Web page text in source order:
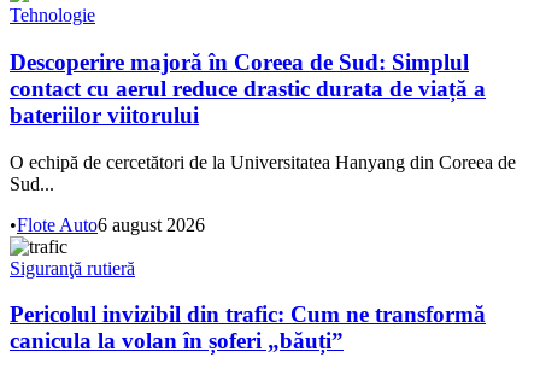
Tehnologie
Descoperire majoră în Coreea de Sud: Simplul
contact cu aerul reduce drastic durata de viață a
bateriilor viitorului
O echipă de cercetători de la Universitatea Hanyang din Coreea de
Sud...
•Flote Auto6 august 2026
Siguranţă rutieră
Pericolul invizibil din trafic: Cum ne transformă
canicula la volan în șoferi „băuți”